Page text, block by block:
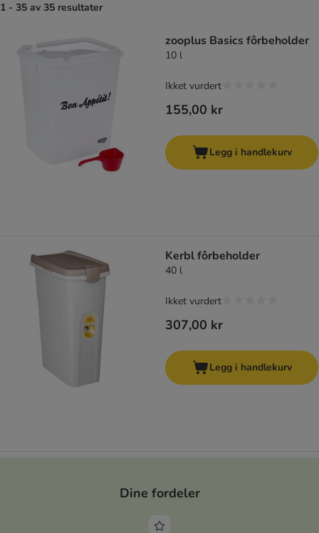
1 - 35 av 35 resultater
zooplus Basics fôrbeholder
10 l
155,00 kr
Ikket vurdert
Legg i handlekurv
Kerbl fôrbeholder
40 l
307,00 kr
Ikket vurdert
Legg i handlekurv
Dine fordeler